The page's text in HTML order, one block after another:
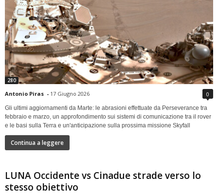
280
Antonio Piras - 17 Giugno 2026 0
Gli ultimi aggiornamenti da Marte: le abrasioni effettuate da Perseverance tra
febbraio e marzo, un approfondimento sui sistemi di comunicazione tra il rover
e le basi sulla Terra e un'anticipazione sulla prossima missione Skyfall
Continua a leggere
LUNA Occidente vs Cinadue strade verso lo
stesso obiettivo